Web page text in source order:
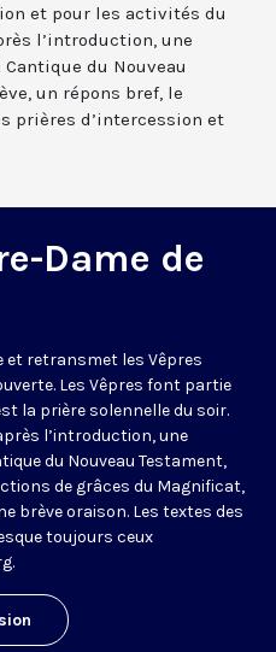
et pour les activités du
l’introduction, une
du Nouveau
un répons bref, le
prières d’intercession et
Dame de
et retransmet les Vêpres
Les Vêpres font partie
la prière solennelle du soir.
l’introduction, une
du Nouveau Testament,
de grâces du Magnificat,
brève oraison. Les textes des
toujours ceux
.